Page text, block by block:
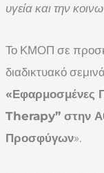
υγεία και την
Το ΚΜΟΠ σε
διαδικτυακό
«Εφαρμοσμένες
Therapy” στην
Προσφύγων».